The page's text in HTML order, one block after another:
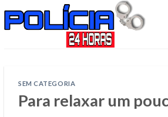
SEM CATEGORIA
Para relaxar um